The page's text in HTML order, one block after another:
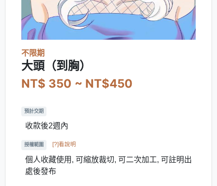
不限期
大頭（到胸）
NT$ 350 ~ NT$450
預計交期
收款後2週內
授權範圍 [?]看說明
個人收藏使用, 可縮放裁切, 可二次加工, 可註明出
處後發布